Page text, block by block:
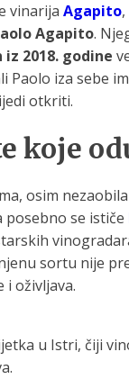
vinarija Agapito
Agapito.
2018. godine
Paolo iza sebe
otkriti.
koje
osim
se ističe
sortu nije
i oživljava.
u Istri, čiji